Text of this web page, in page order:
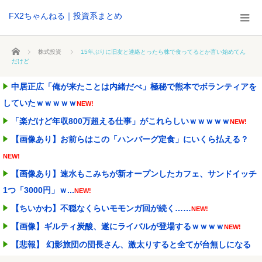
FX2ちゃんねる｜投資系まとめ
ホーム 株式投資
15年ぶりに旧友と連絡とったら株で食ってるとか言い始めてん
だけど
中居正広「俺が来たことは内緒だべ」極秘で熊本でボランティアを
していたｗｗｗｗｗNEW!
「楽だけど年収800万超える仕事」がこれらしいｗｗｗｗｗNEW!
【画像あり】お前らはこの「ハンバーグ定食」にいくら払える？
NEW!
【画像あり】速水もこみちが新オープンしたカフェ、サンドイッチ
1つ「3000円」ｗ...NEW!
【ちいかわ】不穏なくらいモモンガ回が続く……NEW!
【画像】ギルティ炭酸、遂にライバルが登場するｗｗｗｗNEW!
【悲報】 幻影旅団の団長さん、激太りすると全てが台無しになる